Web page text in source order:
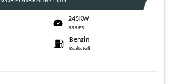
245KW
333 PS
Benzin
Kraftstoff